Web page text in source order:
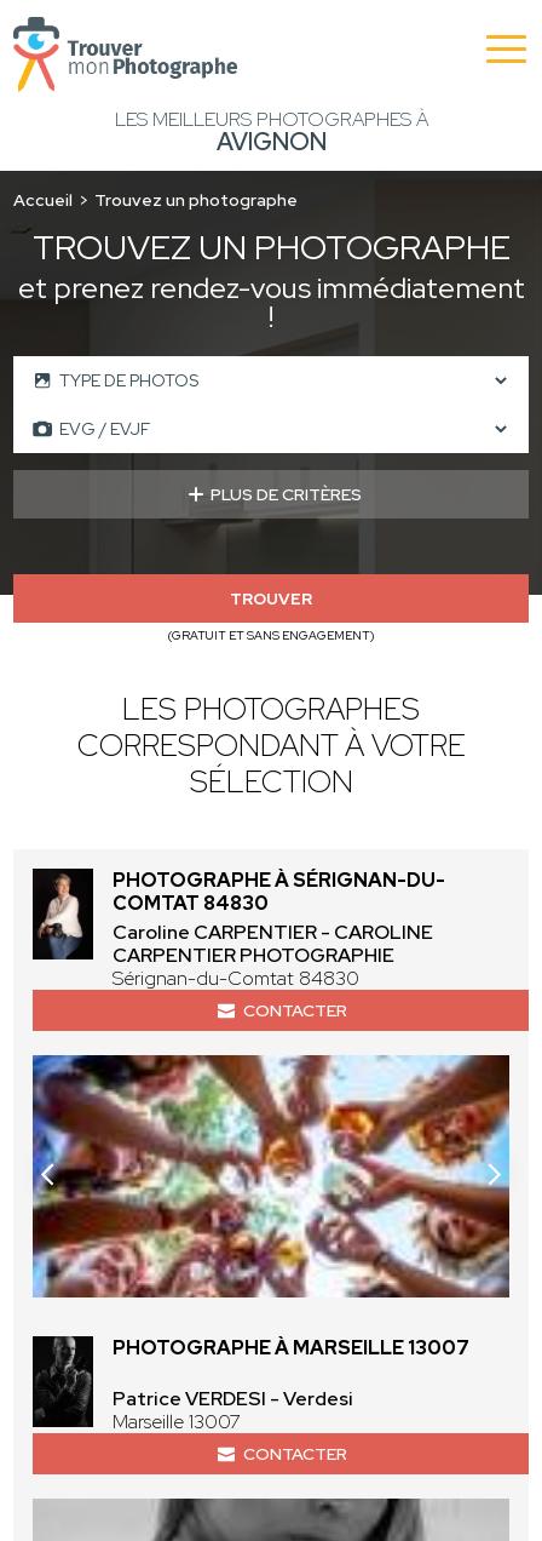
LES MEILLEURS PHOTOGRAPHES À
AVIGNON
Accueil Trouvez un photographe
TROUVEZ UN PHOTOGRAPHE
et prenez rendez-vous immédiatement
!
PLUS DE CRITÈRES
TROUVER
(GRATUIT ET SANS ENGAGEMENT)
LES PHOTOGRAPHES
CORRESPONDANT À VOTRE
SÉLECTION
PHOTOGRAPHE À SÉRIGNAN-DU-
COMTAT 84830
Caroline CARPENTIER - CAROLINE
CARPENTIER PHOTOGRAPHIE
Sérignan-du-Comtat 84830
CONTACTER
PHOTOGRAPHE À MARSEILLE 13007
Patrice VERDESI - Verdesi
Marseille 13007
CONTACTER